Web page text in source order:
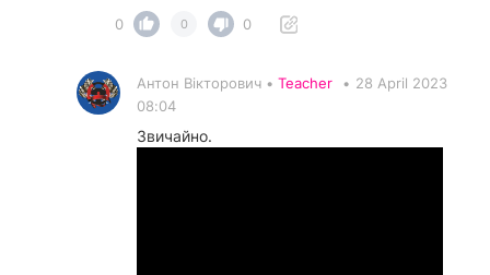
0
0 0
Антон Вікторович • Teacher • 28 April 2023
08:04
Звичайно.